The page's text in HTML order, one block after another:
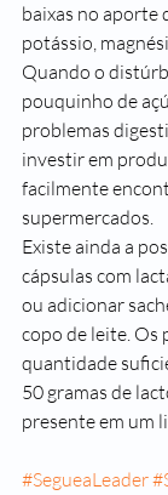
baixas no aporte
potássio,
Quando o
pouquinho de
problemas
investir em
facilmente
supermercados.
Existe ainda a
cápsulas com
ou adicionar
copo de leite. Os
quantidade
50 gramas de
presente em um
#SegueaLeader